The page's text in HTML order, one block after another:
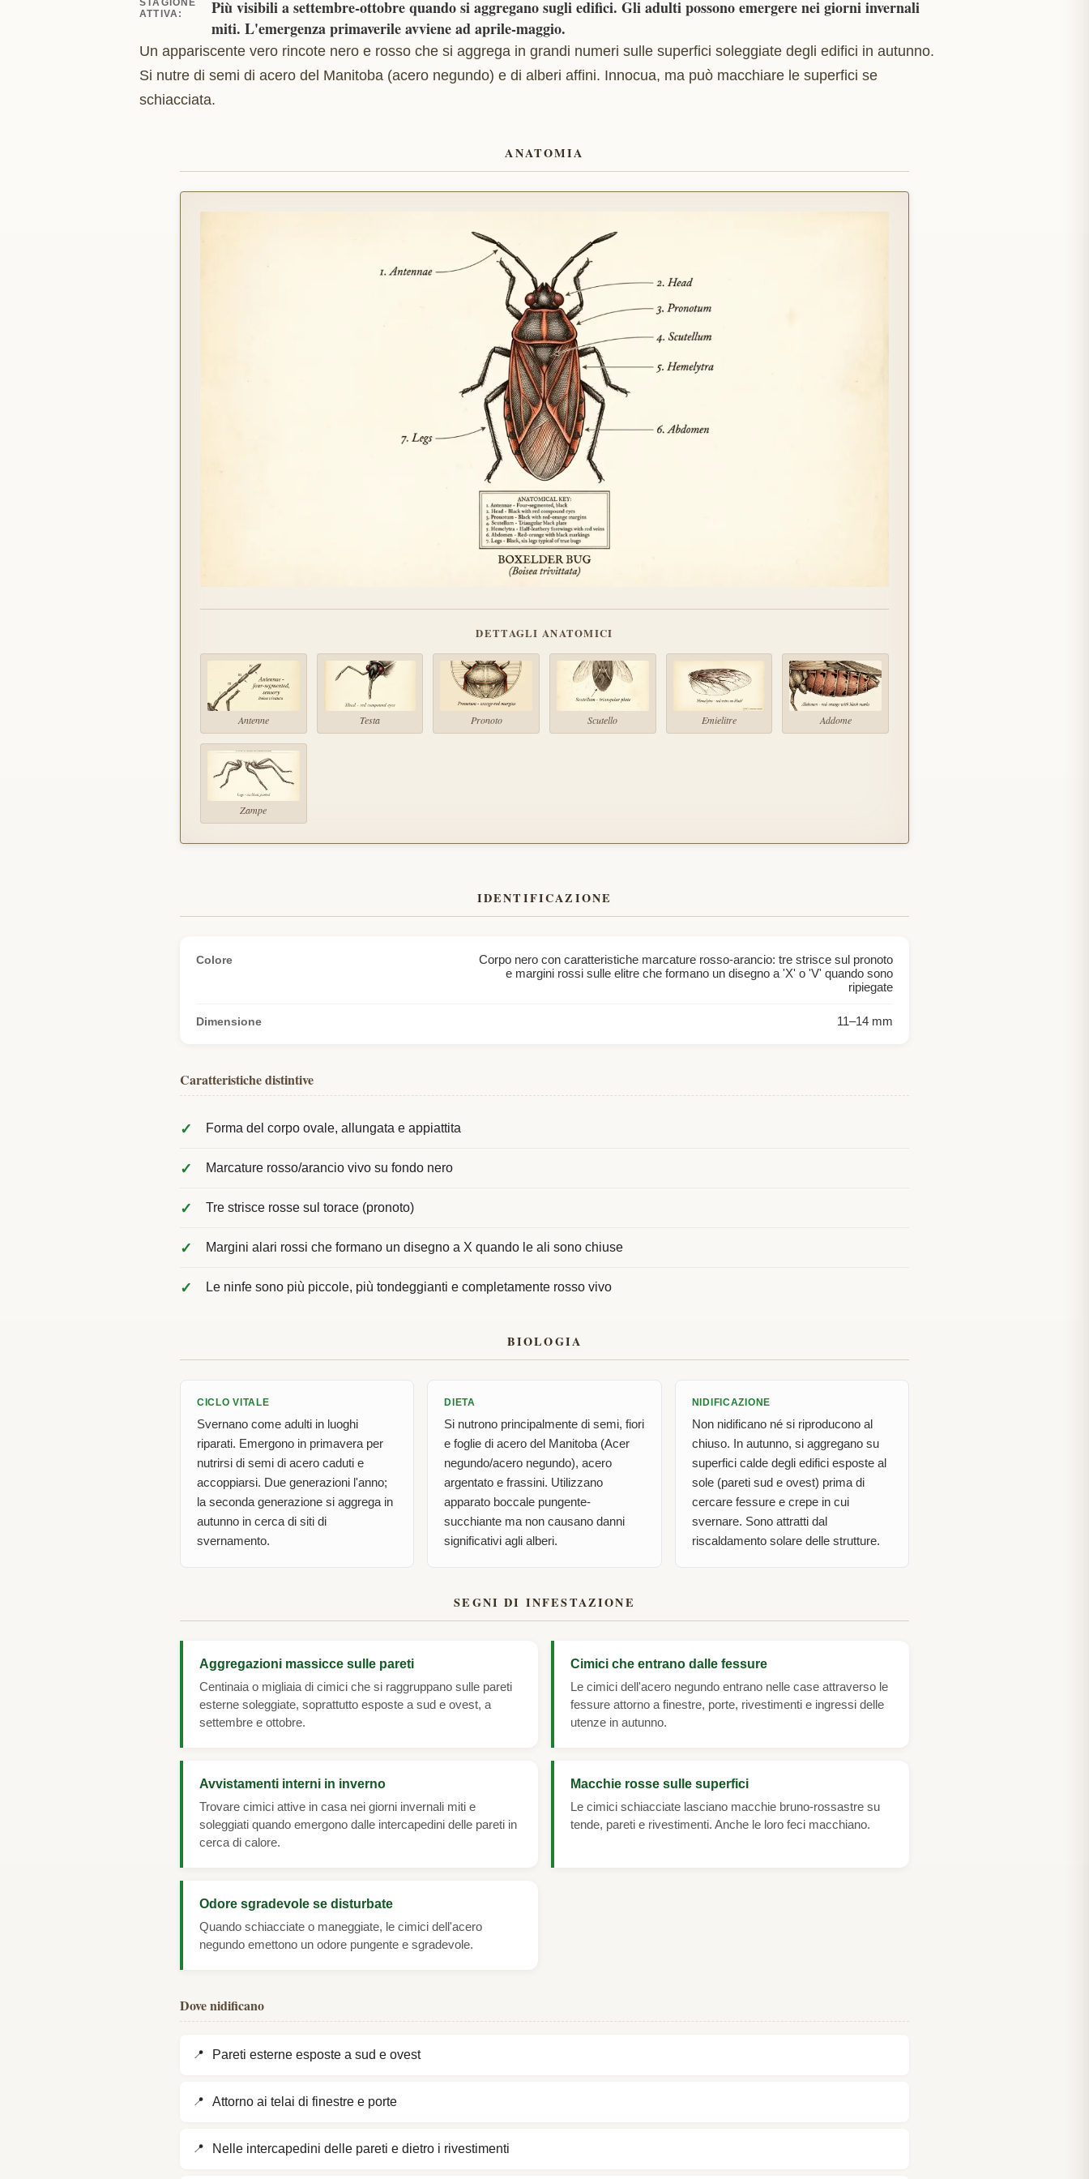
ATTIVA :
Più visibili a settembre-ottobre quando si aggregano sugli edifici. Gli adulti possono emergere nei giorni invernali
miti. L'emergenza primaverile avviene ad aprile-maggio.
Un appariscente vero rincote nero e rosso che si aggrega in grandi numeri sulle superfici soleggiate degli edifici in autunno.
Si nutre di semi di acero del Manitoba (acero negundo) e di alberi affini. Innocua, ma può macchiare le superfici se
schiacciata.
ANATOMIA
DETTAGLI ANATOMICI
Antenne Testa Pronoto Scutello Emielitre Addome
Zampe
IDENTIFICAZIONE
Colore
Corpo nero con caratteristiche marcature rosso-arancio: tre strisce sul pronoto
e margini rossi sulle elitre che formano un disegno a 'X' o 'V' quando sono
ripiegate
Dimensione 11–14 mm
Caratteristiche distintive
Forma del corpo ovale, allungata e appiattita
Marcature rosso/arancio vivo su fondo nero
Tre strisce rosse sul torace (pronoto)
Margini alari rossi che formano un disegno a X quando le ali sono chiuse
Le ninfe sono più piccole, più tondeggianti e completamente rosso vivo
BIOLOGIA
CICLO VITALE
Svernano come adulti in luoghi
riparati. Emergono in primavera per
nutrirsi di semi di acero caduti e
accoppiarsi. Due generazioni l'anno;
la seconda generazione si aggrega in
autunno in cerca di siti di
svernamento.
DIETA
Si nutrono principalmente di semi, fiori
e foglie di acero del Manitoba (Acer
negundo/acero negundo), acero
argentato e frassini. Utilizzano
apparato boccale pungente-
succhiante ma non causano danni
significativi agli alberi.
NIDIFICAZIONE
Non nidificano né si riproducono al
chiuso. In autunno, si aggregano su
superfici calde degli edifici esposte al
sole (pareti sud e ovest) prima di
cercare fessure e crepe in cui
svernare. Sono attratti dal
riscaldamento solare delle strutture.
SEGNI DI INFESTAZIONE
Aggregazioni massicce sulle pareti
Centinaia o migliaia di cimici che si raggruppano sulle pareti
esterne soleggiate, soprattutto esposte a sud e ovest, a
settembre e ottobre.
Cimici che entrano dalle fessure
Le cimici dell'acero negundo entrano nelle case attraverso le
fessure attorno a finestre, porte, rivestimenti e ingressi delle
utenze in autunno.
Avvistamenti interni in inverno
Trovare cimici attive in casa nei giorni invernali miti e
soleggiati quando emergono dalle intercapedini delle pareti in
cerca di calore.
Macchie rosse sulle superfici
Le cimici schiacciate lasciano macchie bruno-rossastre su
tende, pareti e rivestimenti. Anche le loro feci macchiano.
Odore sgradevole se disturbate
Quando schiacciate o maneggiate, le cimici dell'acero
negundo emettono un odore pungente e sgradevole.
Dove nidificano
Pareti esterne esposte a sud e ovest
Attorno ai telai di finestre e porte
Nelle intercapedini delle pareti e dietro i rivestimenti